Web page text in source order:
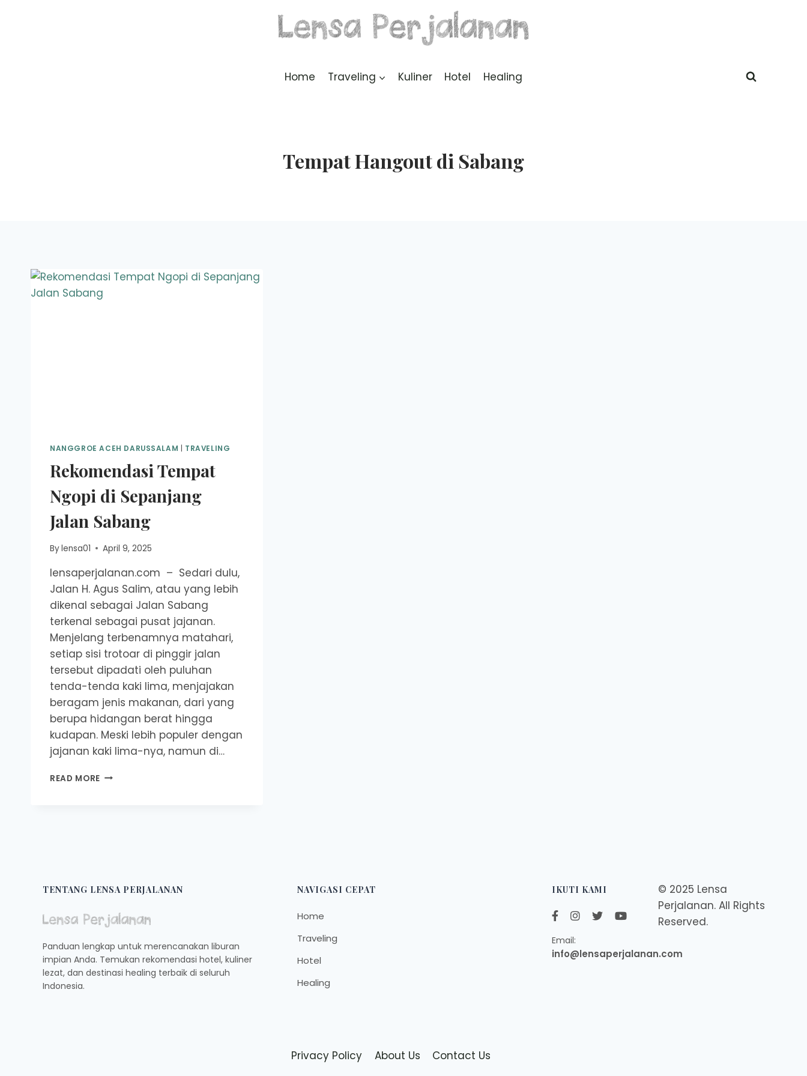
Home Traveling Kuliner Hotel Healing
Tempat Hangout di Sabang
NANGGROE ACEH DARUSSALAM TRAVELING
Rekomendasi Tempat
Ngopi di Sepanjang
Jalan Sabang
Bylensa01 April 9, 2025
lensaperjalanan.com – Sedari dulu,
Jalan H. Agus Salim, atau yang lebih
dikenal sebagai Jalan Sabang
terkenal sebagai pusat jajanan.
Menjelang terbenamnya matahari,
setiap sisi trotoar di pinggir jalan
tersebut dipadati oleh puluhan
tenda-tenda kaki lima, menjajakan
beragam jenis makanan, dari yang
berupa hidangan berat hingga
kudapan. Meski lebih populer dengan
jajanan kaki lima-nya, namun di…
READ MORE REKOMENDASI
TENTANG LENSA PERJALANAN
Panduan lengkap untuk merencanakan liburan
impian Anda. Temukan rekomendasi hotel, kuliner
lezat, dan destinasi healing terbaik di seluruh
Indonesia.
NAVIGASI CEPAT
Home
Traveling
Hotel
Healing
IKUTI KAMI
Email:
info@lensaperjalanan.com
© 2025 Lensa
Perjalanan. All Rights
Reserved.
Privacy Policy About Us Contact Us